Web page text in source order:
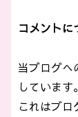
コメントに
当ブログへ
しています。
これはブロ